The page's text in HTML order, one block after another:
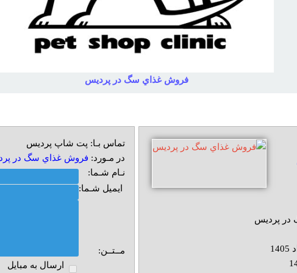
فروش غذاي سگ در پرديس
پرديس
تماس بـا: پت شاپ پردیس
در مـورد: فروش غذاي سگ در
نـام شـما:
ایمیل شـما:
مــتــن:
ارسال به مبايل